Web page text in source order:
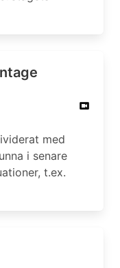
med
i senare
t.ex.